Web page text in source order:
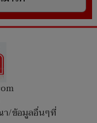
/ข้อมูลอื่นๆที่